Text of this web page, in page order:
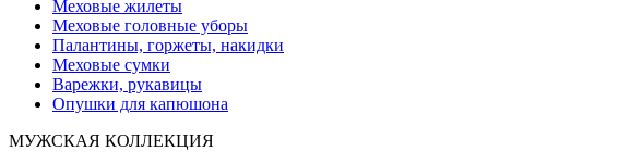
Меховые жилеты
Меховые головные уборы
Палантины, горжеты, накидки
Меховые сумки
Варежки, рукавицы
Опушки для капюшона
МУЖСКАЯ КОЛЛЕКЦИЯ